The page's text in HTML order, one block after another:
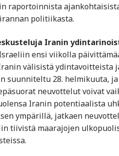
raportoinnista
politiikasta.
Iranin
ensi viikolla
välisistä ydintavoitteista
suunniteltu 28. helmikuuta,
neuvottelut voivat
Iranin potentiaalista
ympärillä, jatkaen
tiivistä maarajojen